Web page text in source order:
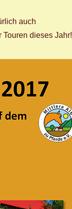
auch
dieses Jahr!